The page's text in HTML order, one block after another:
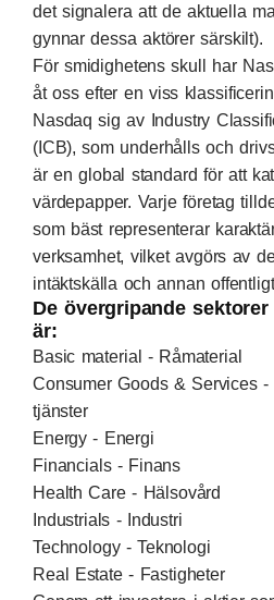
det signalera att de aktuella
gynnar dessa aktörer särskilt).
För smidighetens skull har
åt oss efter en viss
Nasdaq sig av Industry
(ICB), som underhålls och
är en global standard för att
värdepapper. Varje företag
som bäst representerar
verksamhet, vilket avgörs av
intäktskälla och annan
De övergripande
är:
Basic material - Råmaterial
Consumer Goods & Services -
tjänster
Energy - Energi
Financials - Finans
Health Care - Hälsovård
Industrials - Industri
Technology - Teknologi
Real Estate - Fastigheter